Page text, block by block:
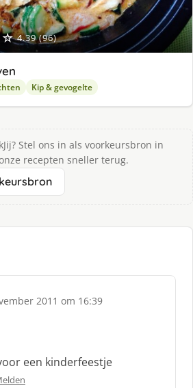
4.39 (96)
Kip & gevogelte
Stel ons in als voorkeursbron in
recepten sneller terug.
2011 om 16:39
een kinderfeestje